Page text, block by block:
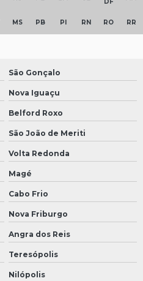
MS PB PI RN RO RR
São Gonçalo
Nova Iguaçu
Belford Roxo
São João de Meriti
Volta Redonda
Magé
Cabo Frio
Nova Friburgo
Angra dos Reis
Teresópolis
Nilópolis